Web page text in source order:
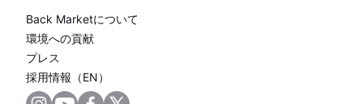
Back Marketについて
環境への貢献
プレス
採用情報（EN）